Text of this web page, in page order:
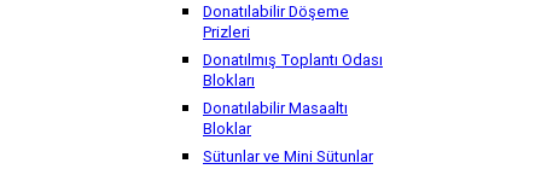
Donatılabilir Döşeme
Prizleri
Donatılmış Toplantı Odası
Blokları
Donatılabilir Masaaltı
Bloklar
Sütunlar ve Mini Sütunlar